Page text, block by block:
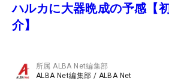
ハルカに大器晩成の予感【
介】
所属ALBA Net編集部
ALBA Net編集部 / ALBA Net